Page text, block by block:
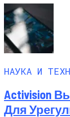
НАУКА И
Activision
Для